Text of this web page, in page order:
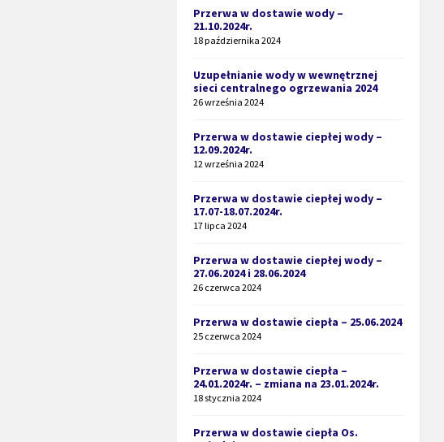
Przerwa w dostawie wody –
21.10.2024r.
18 października 2024
Uzupełnianie wody w wewnętrznej
sieci centralnego ogrzewania 2024
26 września 2024
Przerwa w dostawie ciepłej wody –
12.09.2024r.
12 września 2024
Przerwa w dostawie ciepłej wody –
17.07-18.07.2024r.
17 lipca 2024
Przerwa w dostawie ciepłej wody –
27.06.2024 i 28.06.2024
26 czerwca 2024
Przerwa w dostawie ciepła – 25.06.2024
25 czerwca 2024
Przerwa w dostawie ciepła –
24.01.2024r. – zmiana na 23.01.2024r.
18 stycznia 2024
Przerwa w dostawie ciepła Os.